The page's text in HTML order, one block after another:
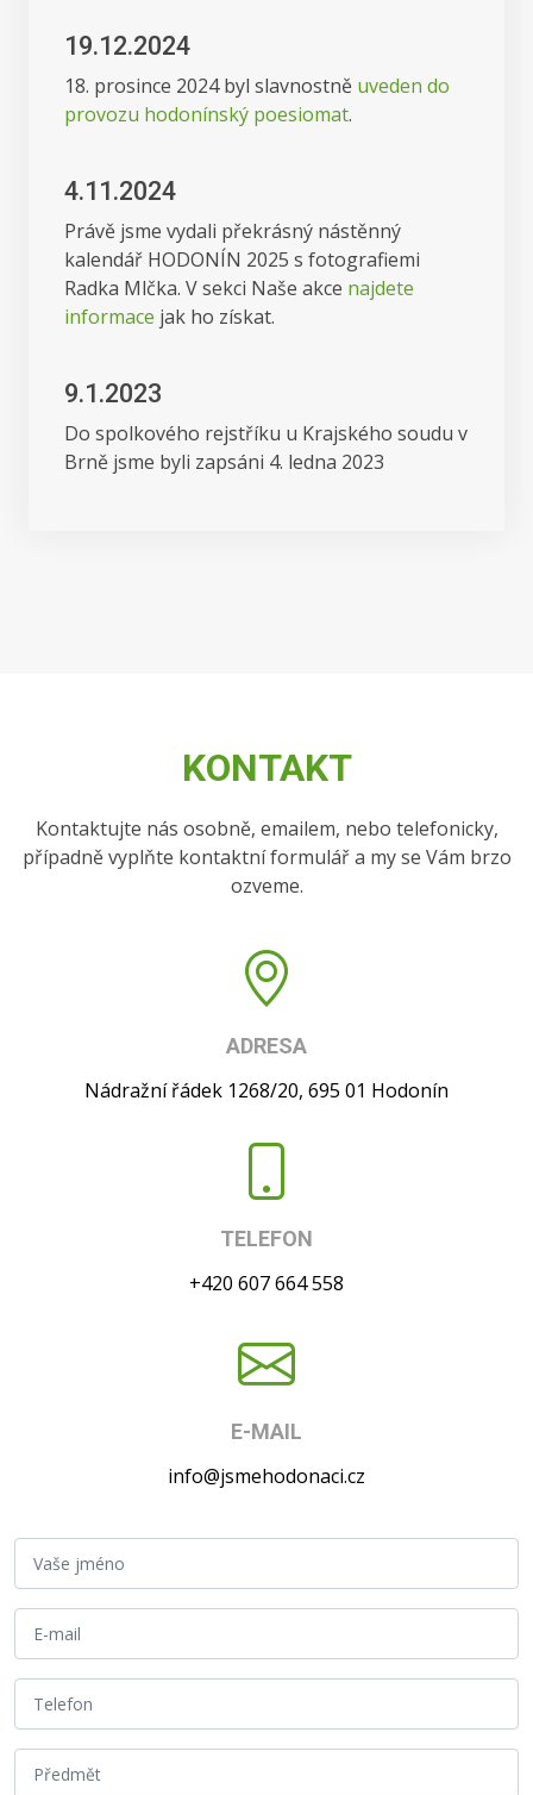
19.12.2024
18. prosince 2024 byl slavnostně uveden do
provozu hodonínský poesiomat.
4.11.2024
Právě jsme vydali překrásný nástěnný
kalendář HODONÍN 2025 s fotografiemi
Radka Mlčka. V sekci Naše akce najdete
informace jak ho získat.
9.1.2023
Do spolkového rejstříku u Krajského soudu v
Brně jsme byli zapsáni 4. ledna 2023
KONTAKT
Kontaktujte nás osobně, emailem, nebo telefonicky,
případně vyplňte kontaktní formulář a my se Vám brzo
ozveme.
ADRESA
Nádražní řádek 1268/20, 695 01 Hodonín
TELEFON
+420 607 664 558
E-MAIL
info@jsmehodonaci.cz